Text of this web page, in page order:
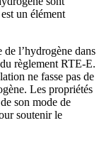
un élément
l’hydrogène dans
règlement RTE-E.
ne fasse pas de
Les propriétés
son mode de
soutenir le